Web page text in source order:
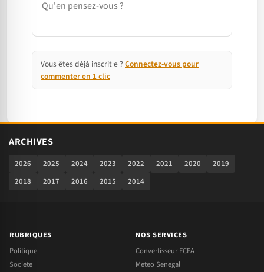
Vous êtes déjà inscrit·e ? Connectez-vous pour
commenter en 1 clic
ARCHIVES
2026 2025 2024 2023 2022 2021 2020
2019
2018
2017 2016 2015 2014
RUBRIQUES
Politique
Societe
NOS SERVICES
Convertisseur FCFA
Meteo Senegal